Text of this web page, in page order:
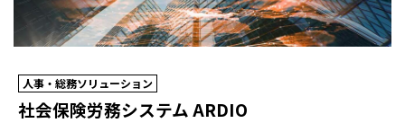
人事・総務ソリューション
社会保険労務システム ARDIO